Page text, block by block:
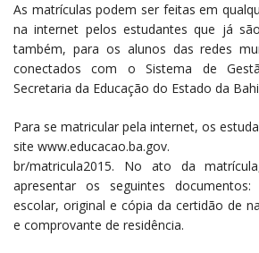
As matrículas podem ser feitas em
na internet pelos estudantes que já
também, para os alunos das redes
conectados com o Sistema de
Secretaria da Educação do Estado da
Para se matricular pela internet, os
site www.educacao.ba.gov.
br/matricula2015. No ato da
apresentar os seguintes
escolar, original e cópia da certidão de
e comprovante de residência.